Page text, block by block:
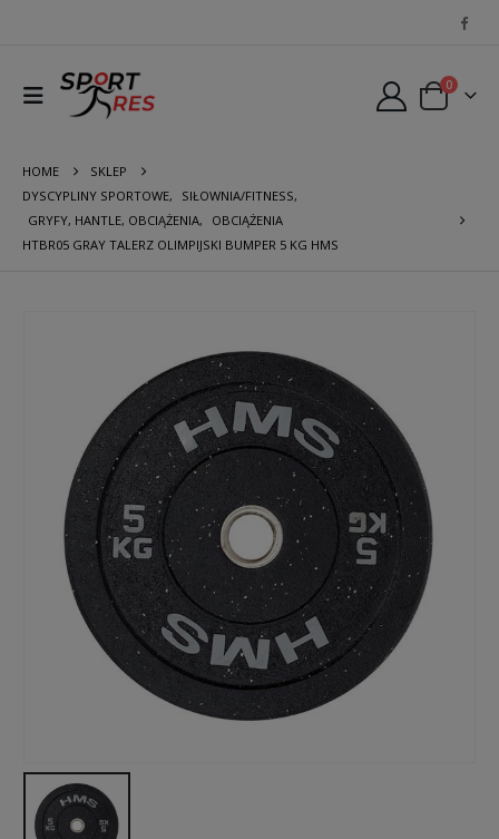
0
HOME
SKLEP
DYSCYPLINY SPORTOWE, SIŁOWNIA/FITNESS,
GRYFY, HANTLE, OBCIĄŻENIA,
OBCIĄŻENIA
HTBR05 GRAY TALERZ OLIMPIJSKI BUMPER 5 KG HMS